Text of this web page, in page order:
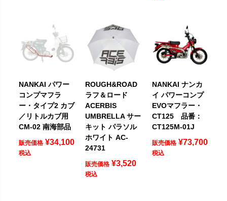
NANKAI パワー
コンプマフラ
ー・タイプ2 カブ
／リトルカブ用
CM-02 南海部品
販売価格 ¥34,100
税込
ROUGH&ROAD
ラフ＆ロード
ACERBIS
UMBRELLA サー
キット パラソル
ホワイト AC-
24731
販売価格 ¥3,520
税込
NANKAI ナンカ
イ パワーコンプ
EVOマフラー・
CT125 品番：
CT125M-01J
販売価格 ¥73,700
税込